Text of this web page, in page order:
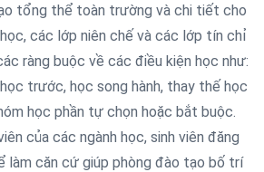
tổng thể toàn trường và chi tiết cho
các lớp niên chế và các lớp tín chỉ
ràng buộc về các điều kiện học như:
trước, học song hành, thay thế học
học phần tự chọn hoặc bắt buộc.
của các ngành học, sinh viên đăng
làm căn cứ giúp phòng đào tạo bố trí